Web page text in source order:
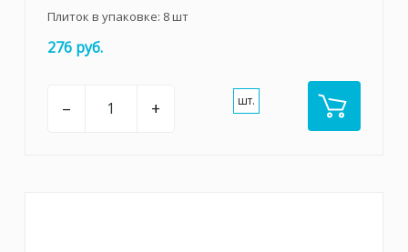
Плиток в упаковке: 8шт
276 руб.
– + шт.